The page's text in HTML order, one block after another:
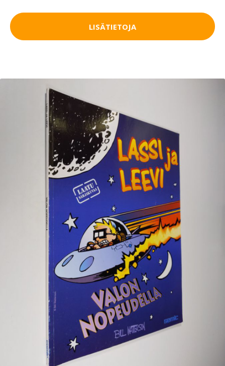
LISÄTIETOJA